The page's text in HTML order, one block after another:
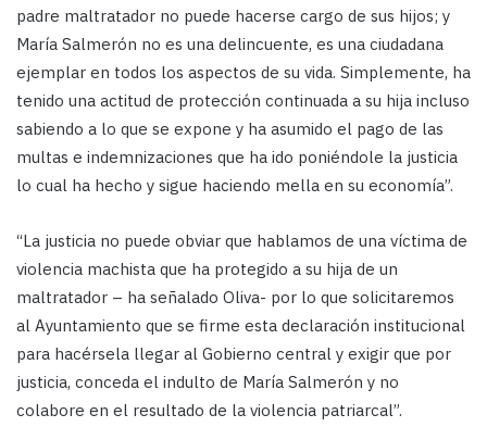
padre maltratador no puede hacerse cargo de sus hijos; y
María Salmerón no es una delincuente, es una ciudadana
ejemplar en todos los aspectos de su vida. Simplemente, ha
tenido una actitud de protección continuada a su hija incluso
sabiendo a lo que se expone y ha asumido el pago de las
multas e indemnizaciones que ha ido poniéndole la justicia
lo cual ha hecho y sigue haciendo mella en su economía”.
“La justicia no puede obviar que hablamos de una víctima de
violencia machista que ha protegido a su hija de un
maltratador – ha señalado Oliva- por lo que solicitaremos
al Ayuntamiento que se firme esta declaración institucional
para hacérsela llegar al Gobierno central y exigir que por
justicia, conceda el indulto de María Salmerón y no
colabore en el resultado de la violencia patriarcal”.